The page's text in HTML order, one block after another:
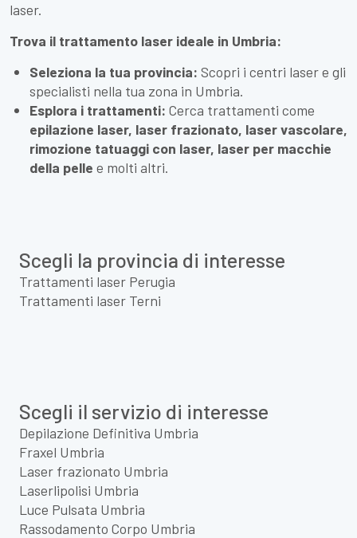
laser.
Trova il trattamento laser ideale in Umbria:
Seleziona la tua provincia: Scopri i centri laser e gli
specialisti nella tua zona in Umbria.
Esplora i trattamenti: Cerca trattamenti come
epilazione laser, laser frazionato, laser vascolare,
rimozione tatuaggi con laser, laser per macchie
della pelle e molti altri.
Scegli la provincia di interesse
Trattamenti laser Perugia
Trattamenti laser Terni
Scegli il servizio di interesse
Depilazione Definitiva Umbria
Fraxel Umbria
Laser frazionato Umbria
Laserlipolisi Umbria
Luce Pulsata Umbria
Rassodamento Corpo Umbria